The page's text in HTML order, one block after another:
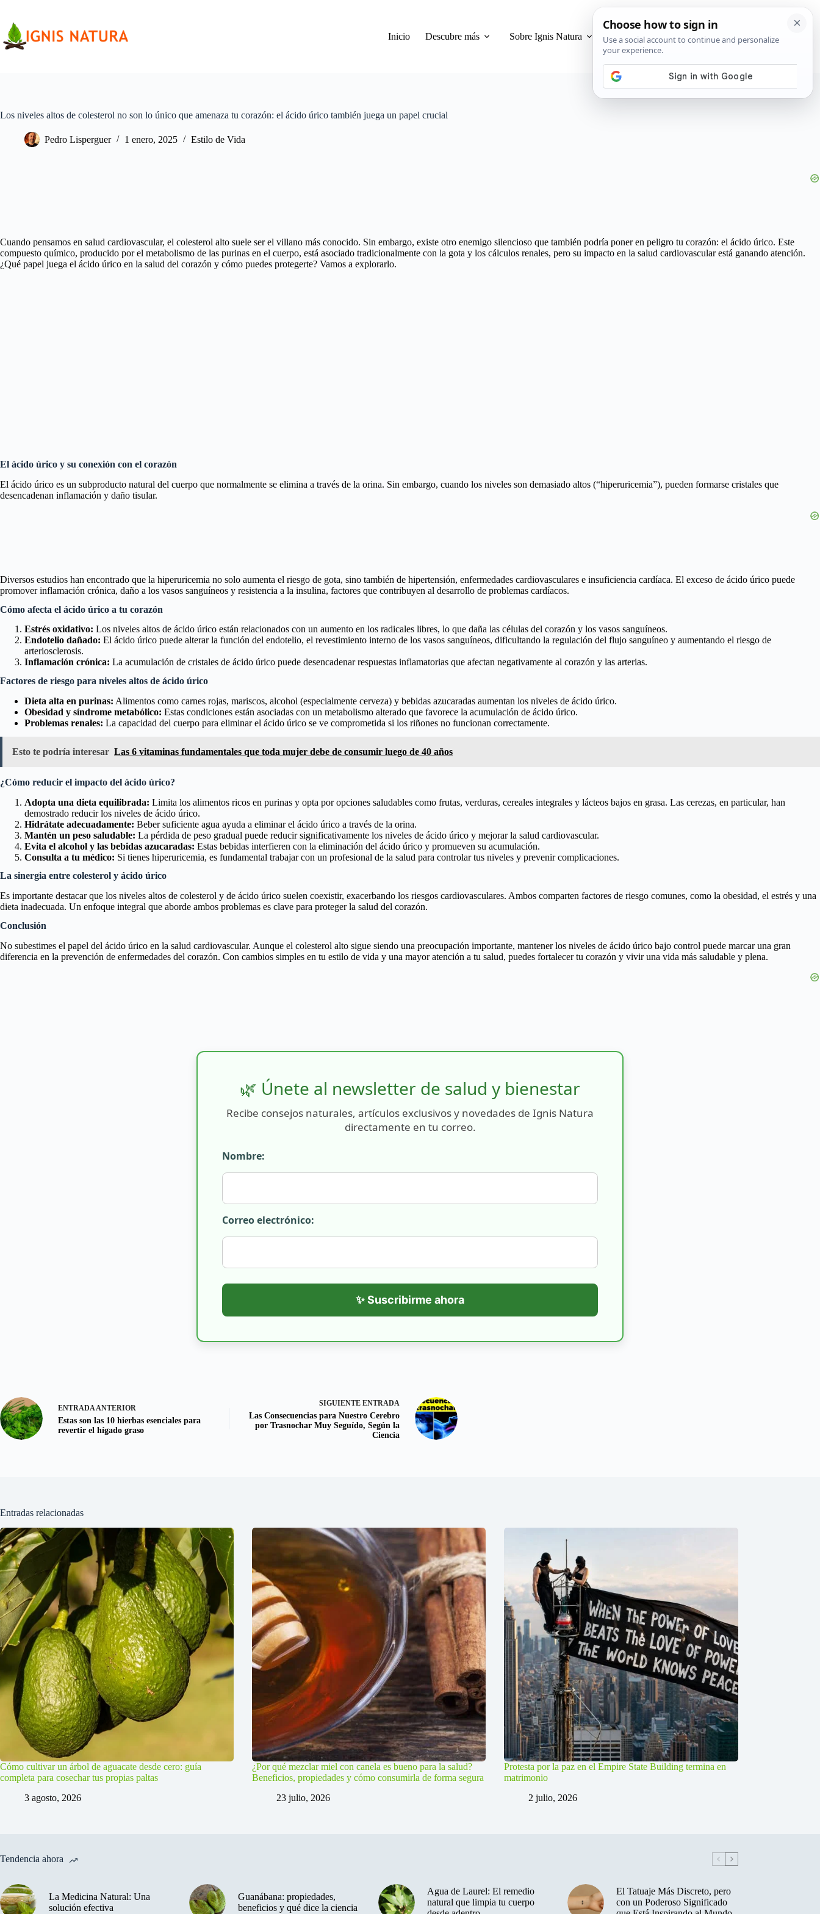
contenido
Inicio
Descubre más Sobre Ignis Natura Privacidad y Cookies
Los niveles altos de colesterol no son lo único que amenaza tu corazón: el ácido úrico también juega un papel crucial
Pedro Lisperguer 1 enero, 2025 Estilo de Vida
Cuando pensamos en salud cardiovascular, el colesterol alto suele ser el villano más conocido. Sin embargo, existe otro enemigo silencioso que también podría poner en peligro tu corazón: el ácido úrico. Este
compuesto químico, producido por el metabolismo de las purinas en el cuerpo, está asociado tradicionalmente con la gota y los cálculos renales, pero su impacto en la salud cardiovascular está ganando atención.
¿Qué papel juega el ácido úrico en la salud del corazón y cómo puedes protegerte? Vamos a explorarlo.
El ácido úrico y su conexión con el corazón
El ácido úrico es un subproducto natural del cuerpo que normalmente se elimina a través de la orina. Sin embargo, cuando los niveles son demasiado altos (“hiperuricemia”), pueden formarse cristales que
desencadenan inflamación y daño tisular.
Diversos estudios han encontrado que la hiperuricemia no solo aumenta el riesgo de gota, sino también de hipertensión, enfermedades cardiovasculares e insuficiencia cardíaca. El exceso de ácido úrico puede
promover inflamación crónica, daño a los vasos sanguíneos y resistencia a la insulina, factores que contribuyen al desarrollo de problemas cardíacos.
Cómo afecta el ácido úrico a tu corazón
Estrés oxidativo: Los niveles altos de ácido úrico están relacionados con un aumento en los radicales libres, lo que daña las células del corazón y los vasos sanguíneos.
Endotelio dañado: El ácido úrico puede alterar la función del endotelio, el revestimiento interno de los vasos sanguíneos, dificultando la regulación del flujo sanguíneo y aumentando el riesgo de
arteriosclerosis.
Inflamación crónica: La acumulación de cristales de ácido úrico puede desencadenar respuestas inflamatorias que afectan negativamente al corazón y las arterias.
Factores de riesgo para niveles altos de ácido úrico
Dieta alta en purinas: Alimentos como carnes rojas, mariscos, alcohol (especialmente cerveza) y bebidas azucaradas aumentan los niveles de ácido úrico.
Obesidad y síndrome metabólico: Estas condiciones están asociadas con un metabolismo alterado que favorece la acumulación de ácido úrico.
Problemas renales: La capacidad del cuerpo para eliminar el ácido úrico se ve comprometida si los riñones no funcionan correctamente.
Esto te podría interesar Las 6 vitaminas fundamentales que toda mujer debe de consumir luego de 40 años
¿Cómo reducir el impacto del ácido úrico?
Adopta una dieta equilibrada: Limita los alimentos ricos en purinas y opta por opciones saludables como frutas, verduras, cereales integrales y lácteos bajos en grasa. Las cerezas, en particular, han
demostrado reducir los niveles de ácido úrico.
Hidrátate adecuadamente: Beber suficiente agua ayuda a eliminar el ácido úrico a través de la orina.
Mantén un peso saludable: La pérdida de peso gradual puede reducir significativamente los niveles de ácido úrico y mejorar la salud cardiovascular.
Evita el alcohol y las bebidas azucaradas: Estas bebidas interfieren con la eliminación del ácido úrico y promueven su acumulación.
Consulta a tu médico: Si tienes hiperuricemia, es fundamental trabajar con un profesional de la salud para controlar tus niveles y prevenir complicaciones.
La sinergia entre colesterol y ácido úrico
Es importante destacar que los niveles altos de colesterol y de ácido úrico suelen coexistir, exacerbando los riesgos cardiovasculares. Ambos comparten factores de riesgo comunes, como la obesidad, el estrés y una
dieta inadecuada. Un enfoque integral que aborde ambos problemas es clave para proteger la salud del corazón.
Conclusión
No subestimes el papel del ácido úrico en la salud cardiovascular. Aunque el colesterol alto sigue siendo una preocupación importante, mantener los niveles de ácido úrico bajo control puede marcar una gran
diferencia en la prevención de enfermedades del corazón. Con cambios simples en tu estilo de vida y una mayor atención a tu salud, puedes fortalecer tu corazón y vivir una vida más saludable y plena.
🌿 Únete al newsletter de salud y bienestar
Recibe consejos naturales, artículos exclusivos y novedades de Ignis Natura
directamente en tu correo.
Nombre:
Correo electrónico:
✨ Suscribirme ahora
ENTRADA ANTERIOR
Estas son las 10 hierbas esenciales para
revertir el hígado graso
SIGUIENTE ENTRADA
Las Consecuencias para Nuestro Cerebro
por Trasnochar Muy Seguído, Según la
Ciencia
Entradas relacionadas
Cómo cultivar un árbol de aguacate desde cero: guía
completa para cosechar tus propias paltas
3 agosto, 2026
¿Por qué mezclar miel con canela es bueno para la salud?
Beneficios, propiedades y cómo consumirla de forma segura
23 julio, 2026
Protesta por la paz en el Empire State Building termina en
matrimonio
2 julio, 2026
Tendencia ahora
La Medicina Natural: Una
solución efectiva
Guanábana: propiedades,
beneficios y qué dice la ciencia
Agua de Laurel: El remedio
natural que limpia tu cuerpo
El Tatuaje Más Discreto, pero
con un Poderoso Significado